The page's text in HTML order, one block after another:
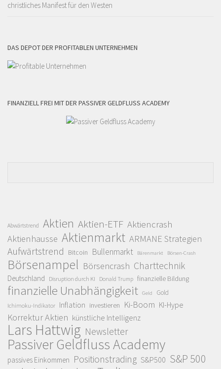
christliches Manifest für den Westen
DAS DEPOT DER PROFITABLEN UNTERNEHMEN
FINANZIELL FREI MIT DER PASSIVER GELDFLUSS ACADEMY
Abwärtstrend Aktien Aktien-ETF Aktiencrash
Aktienhausse Aktienmarkt ARMANE Strategien
Aufwärtstrend Bitcoin Bullenmarkt Bärenmarkt Börsen-Crash
Börsenampel Börsencrash Charttechnik
Deutschland Disruption durch KI Donald Trump finanzielle Bildung
finanzielle Unabhängigkeit Geld Gold
Ichimoku-Indikator Inflation investieren Ki-Boom KI-Hype
Korrektur Aktien künstliche Intelligenz
Lars Hattwig Newsletter
Passiver Geldfluss Academy
passives Einkommen Positionstrading S&P500 S&P 500